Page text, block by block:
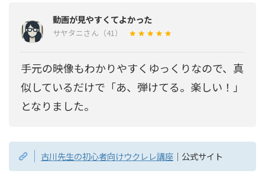
動画が見やすくてよかった
サヤタニさん（41）
手元の映像もわかりやすくゆっくりなので、真
似しているだけで「あ、弾けてる。楽しい！」
となりました。
古川先生の初心者向けウクレレ講座｜公式サイト